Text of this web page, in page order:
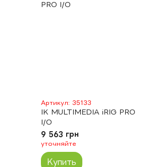
Артикул: 35133
IK MULTIMEDIA iRIG PRO
I/O
9 563 грн
уточняйте
Купить